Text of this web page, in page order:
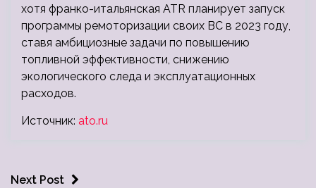
хотя франко-итальянская ATR планирует запуск
программы ремоторизации своих ВС в 2023 году,
ставя амбициозные задачи по повышению
топливной эффективности, снижению
экологического следа и эксплуатационных
расходов.
Источник: ato.ru
Next Post